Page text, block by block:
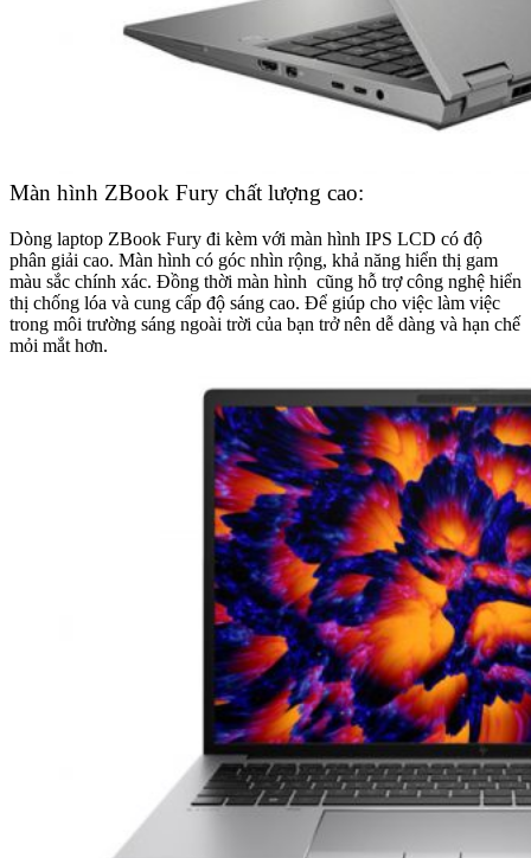
Màn hình ZBook Fury chất lượng cao:
Dòng laptop ZBook Fury đi kèm với màn hình IPS LCD có độ
phân giải cao. Màn hình có góc nhìn rộng, khả năng hiển thị gam
màu sắc chính xác. Đồng thời màn hình cũng hỗ trợ công nghệ hiển
thị chống lóa và cung cấp độ sáng cao. Để giúp cho việc làm việc
trong môi trường sáng ngoài trời của bạn trở nên dễ dàng và hạn chế
mỏi mắt hơn.